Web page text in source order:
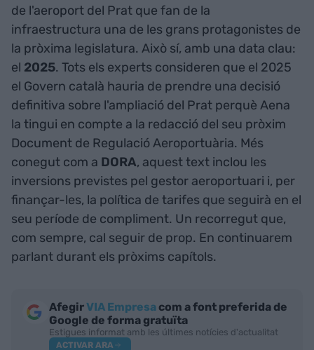
de l'aeroport del Prat que fan de la
infraestructura una de les grans protagonistes de
la pròxima legislatura. Això sí, amb una data clau:
el 2025. Tots els experts consideren que el 2025
el Govern català hauria de prendre una decisió
definitiva sobre l'ampliació del Prat perquè Aena
la tingui en compte a la redacció del seu pròxim
Document de Regulació Aeroportuària. Més
conegut com a DORA, aquest text inclou les
inversions previstes pel gestor aeroportuari i, per
finançar-les, la política de tarifes que seguirà en el
seu període de compliment. Un recorregut que,
com sempre, cal seguir de prop. En continuarem
parlant durant els pròxims capítols.
AfegirVIA Empresa com a font preferida de
Google de forma gratuïta
Estigues informat amb les últimes notícies d'actualitat
ACTIVAR ARA